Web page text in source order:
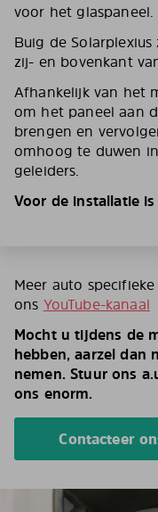
voor het glaspaneel.
Buig de
zij- en bovenkant
Afhankelijk van het
om het paneel aan
brengen en
omhoog te duwen
geleiders.
Voor de installatie
Meer auto
ons YouTube-kanaal
Mocht u tijdens de
hebben, aarzel dan
nemen. Stuur ons
ons enorm.
Contacteer